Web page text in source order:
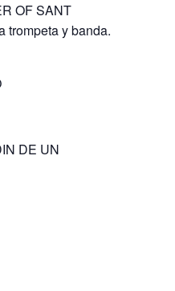
OF SANT
trompeta y banda.
DE UN